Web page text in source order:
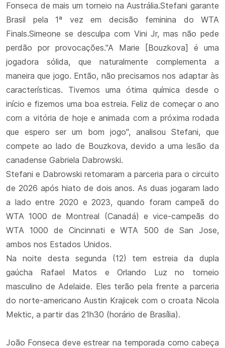
Fonseca de mais um torneio na Austrália.Stefani garante
Brasil pela 1ª vez em decisão feminina do WTA
Finals.Simeone se desculpa com Vini Jr, mas não pede
perdão por provocações."A Marie [Bouzkova] é uma
jogadora sólida, que naturalmente complementa a
maneira que jogo. Então, não precisamos nos adaptar às
características. Tivemos uma ótima química desde o
início e fizemos uma boa estreia. Feliz de começar o ano
com a vitória de hoje e animada com a próxima rodada
que espero ser um bom jogo", analisou Stefani, que
compete ao lado de Bouzkova, devido a uma lesão da
canadense Gabriela Dabrowski.
Stefani e Dabrowski retomaram a parceria para o circuito
de 2026 após hiato de dois anos. As duas jogaram lado
a lado entre 2020 e 2023, quando foram campeã do
WTA 1000 de Montreal (Canadá) e vice-campeãs do
WTA 1000 de Cincinnati e WTA 500 de San Jose,
ambos nos Estados Unidos.
Na noite desta segunda (12) tem estreia da dupla
gaúcha Rafael Matos e Orlando Luz no torneio
masculino de Adelaide. Eles terão pela frente a parceria
do norte-americano Austin Krajicek com o croata Nicola
Mektic, a partir das 21h30 (horário de Brasília).
João Fonseca deve estrear na temporada como cabeça